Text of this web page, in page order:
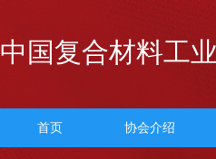
中国复合材料工
首页 协会介绍